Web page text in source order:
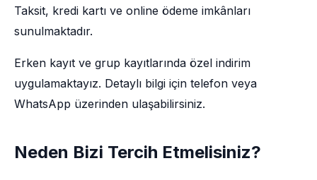
Taksit, kredi kartı ve online ödeme imkânları
sunulmaktadır.
Erken kayıt ve grup kayıtlarında özel indirim
uygulamaktayız. Detaylı bilgi için telefon veya
WhatsApp üzerinden ulaşabilirsiniz.
Neden Bizi Tercih Etmelisiniz?